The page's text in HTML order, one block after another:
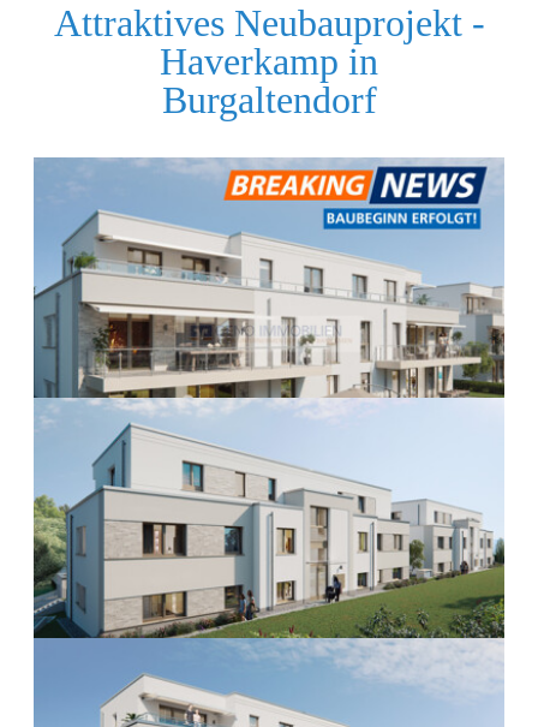
Attraktives Neubauprojekt -
Haverkamp in
Burgaltendorf